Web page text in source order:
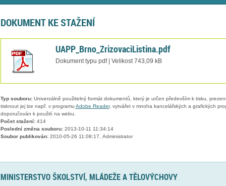
DOKUMENT KE STAŽENÍ
UAPP_Brno_ZrizovaciListina.pdf
Dokument typu pdf | Velikost 743,09 kB
Typ souboru:Univerzálně použitelný formát dokumentů, který je určen především k tisku,
tisknout jej lze např. v programu Adobe Reader, vytvářet v mnoha kancelářských a grafických
doporučován k použití na webu.
Počet stažení:414
Poslední změna souboru:2013-10-11 11:34:14
Soubor publikován:2010-05-26 11:08:17, Administrator
MINISTERSTVO ŠKOLSTVÍ, MLÁDEŽE A TĚLOVÝCHOVY